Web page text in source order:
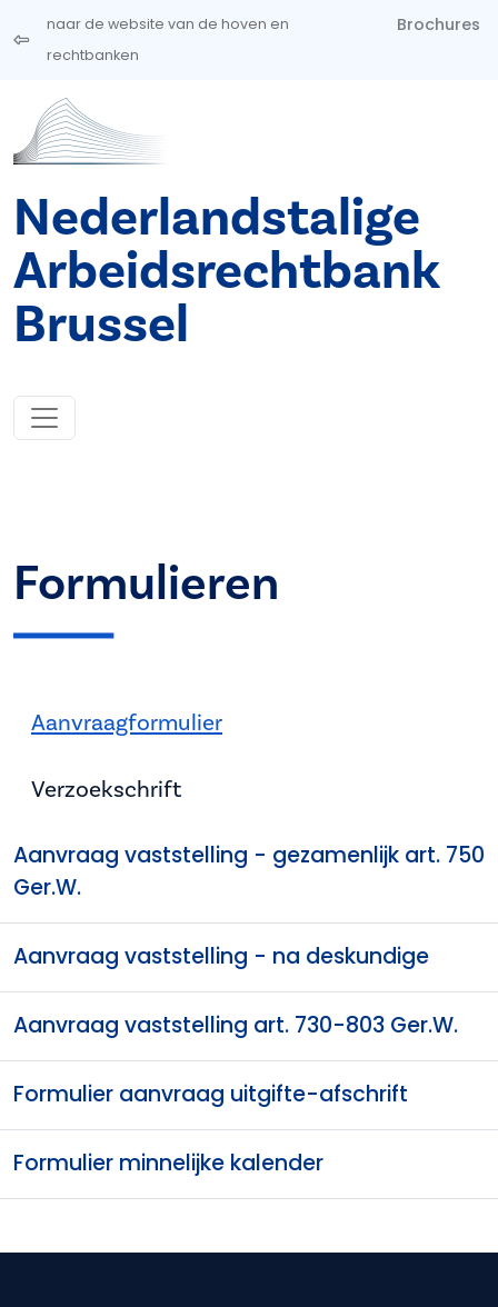
Overslaan en naar de inhoud gaan
naar de website van de hoven en
rechtbanken
Brochures
Nederlandstalige
Arbeidsrechtbank
Brussel
Formulieren
Aanvraagformulier
Verzoekschrift
Aanvraag vaststelling - gezamenlijk art. 750
Ger.W.
Aanvraag vaststelling - na deskundige
Aanvraag vaststelling art. 730-803 Ger.W.
Formulier aanvraag uitgifte-afschrift
Formulier minnelijke kalender